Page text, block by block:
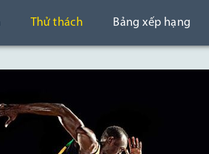
Thử thách Bảng xếp hạng